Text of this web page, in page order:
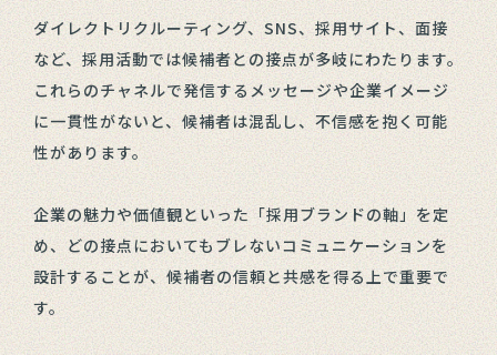
ダイレクトリクルーティング、SNS、採用サイト、面接
など、採用活動では候補者との接点が多岐にわたります。
これらのチャネルで発信するメッセージや企業イメージ
に一貫性がないと、候補者は混乱し、不信感を抱く可能
性があります。
企業の魅力や価値観といった「採用ブランドの軸」を定
め、どの接点においてもブレないコミュニケーションを
設計することが、候補者の信頼と共感を得る上で重要で
す。